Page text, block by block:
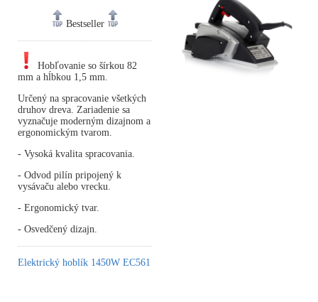
Bestseller
Hobľovanie so šírkou 82
mm a hĺbkou 1,5 mm.
Určený na spracovanie všetkých
druhov dreva. Zariadenie sa
vyznačuje moderným dizajnom a
ergonomickým tvarom.
- Vysoká kvalita spracovania.
- Odvod pilín pripojený k
vysávaču alebo vrecku.
- Ergonomický tvar.
- Osvedčený dizajn.
Elektrický hoblík 1450W EC561